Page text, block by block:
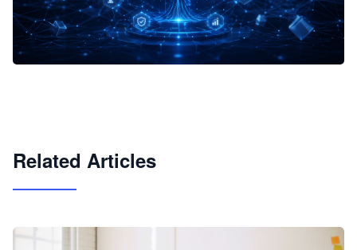
Related Articles